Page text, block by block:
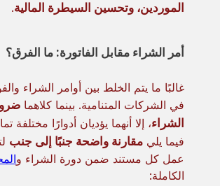
الموردين، وتحسين السيطرة المالية.
أمر الشراء مقابل الفاتورة: ما الفرق؟
غالبًا ما يتم الخلط بين أوامر الشراء
في الشركات المتنامية. بينما كلاهما
الشراء، إلا أنهما يؤديان أدوارًا مختلفة
فيما يلي مقارنة واضحة جنبًا إلى جنب
عمل كل مستند ضمن دورة الشراء و
الكاملة: